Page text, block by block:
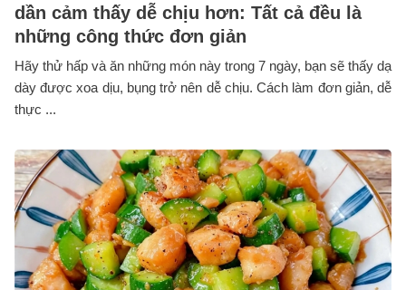
dần cảm thấy dễ chịu hơn: Tất cả đều là
những công thức đơn giản
Hãy thử hấp và ăn những món này trong 7 ngày, bạn sẽ thấy dạ
dày được xoa dịu, bụng trở nên dễ chịu. Cách làm đơn giản, dễ
thực ...